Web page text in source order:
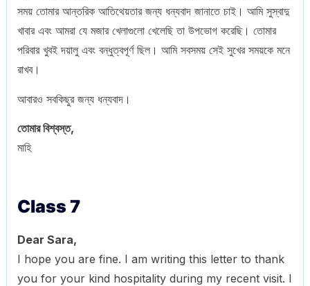
সময় তোমার আন্তরিক আতিথেয়তার জন্য ধন্যবাদ জানাতে চাই। আমি সুস্বাদু
খাবার এবং আমরা যে মজার খেলাগুলো খেলেছি তা উপভোগ করেছি। তোমার
পরিবার খুবই দয়ালু এবং বন্ধুত্বপূর্ণ ছিল। আমি সবসময় সেই সুখের সময়কে মনে
রাখব।
আবারও সবকিছুর জন্য ধন্যবাদ।
তোমার বিশ্বস্ত,
মাহি
Class 7
Dear Sara,
I hope you are fine. I am writing this letter to thank
you for your kind hospitality during my recent visit. I